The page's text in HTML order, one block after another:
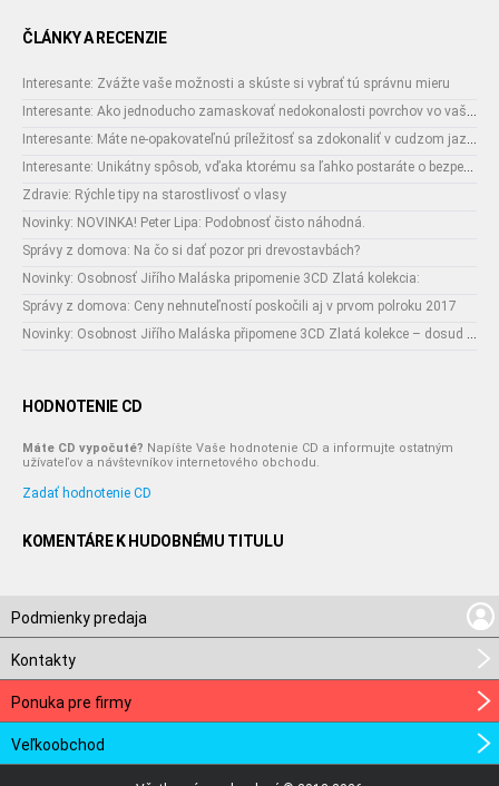
ČLÁNKY A RECENZIE
Interesante: Zvážte vaše možnosti a skúste si vybrať tú správnu mieru
Interesante: Ako jednoducho zamaskovať nedokonalosti povrchov vo vašom interiéri
Interesante: Máte ne-opakovateľnú príležitosť sa zdokonaliť v cudzom jazyku
Interesante: Unikátny spôsob, vďaka ktorému sa ľahko postaráte o bezpečnosť vašich zásielok
Zdravie: Rýchle tipy na starostlivosť o vlasy
Novinky: NOVINKA! Peter Lipa: Podobnosť čisto náhodná.
Správy z domova: Na čo si dať pozor pri drevostavbách?
Novinky: Osobnosť Jiřího Maláska pripomenie 3CD Zlatá kolekcia:
Správy z domova: Ceny nehnuteľností poskočili aj v prvom polroku 2017
Novinky: Osobnost Jiřího Maláska připomene 3CD Zlatá kolekce – dosud nejobsáhlejší soubor nahrávek legendárního umělce!
HODNOTENIE CD
Máte CD vypočuté? Napíšte Vaše hodnotenie CD a informujte ostatným
užívateľov a návštevníkov internetového obchodu.
Zadať hodnotenie CD
KOMENTÁRE K HUDOBNÉMU TITULU
Podmienky predaja
Kontakty
Ponuka pre firmy
Veľkoobchod